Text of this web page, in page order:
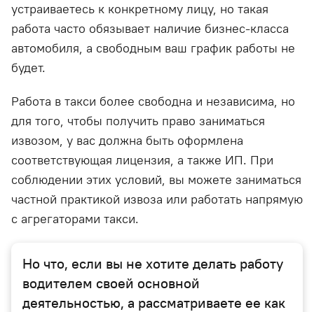
устраиваетесь к конкретному лицу, но такая
работа часто обязывает наличие бизнес-класса
автомобиля, а свободным ваш график работы не
будет.
Работа в такси более свободна и независима, но
для того, чтобы получить право заниматься
извозом, у вас должна быть оформлена
соответствующая лицензия, а также ИП. При
соблюдении этих условий, вы можете заниматься
частной практикой извоза или работать напрямую
с агрегаторами такси.
Но что, если вы не хотите делать работу
водителем своей основной
деятельностью, а рассматриваете ее как